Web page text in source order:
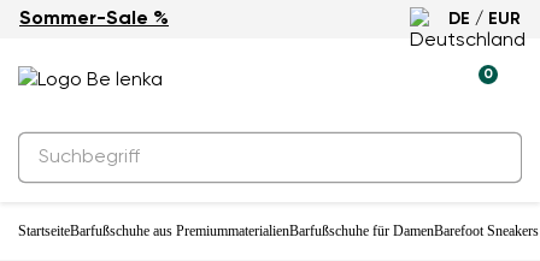
Sommer-Sale % DE / EUR
0
StartseiteBarfußschuhe aus PremiummaterialienBarfußschuhe für DamenBarefoot
-29%